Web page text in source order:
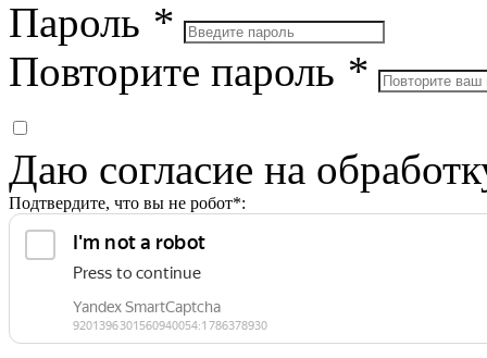
Пароль *
Повторите пароль *
Даю согласие на
Подтвердите, что вы не робот*: